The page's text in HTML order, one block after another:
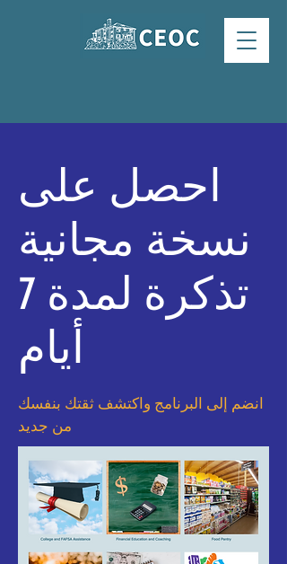
احصل على
نسخة مجانية
تذكرة لمدة 7
أيام
انضم إلى البرنامج واكتشف ثقتك بنفسك
من جديد